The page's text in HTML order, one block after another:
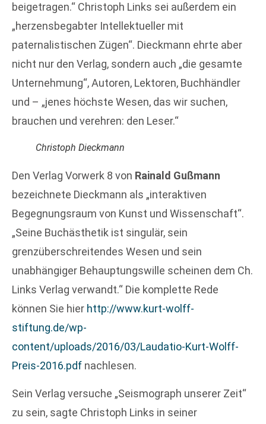
beigetragen.“ Christoph Links sei außerdem ein
„herzensbegabter Intellektueller mit
paternalistischen Zügen“. Dieckmann ehrte aber
nicht nur den Verlag, sondern auch „die gesamte
Unternehmung“, Autoren, Lektoren, Buchhändler
und – „jenes höchste Wesen, das wir suchen,
brauchen und verehren: den Leser.“
Christoph Dieckmann
Den Verlag Vorwerk 8 von Rainald Gußmann
bezeichnete Dieckmann als „interaktiven
Begegnungsraum von Kunst und Wissenschaft“.
„Seine Buchästhetik ist singulär, sein
grenzüberschreitendes Wesen und sein
unabhängiger Behauptungswille scheinen dem Ch.
Links Verlag verwandt.“ Die komplette Rede
können Sie hier http://www.kurt-wolff-
stiftung.de/wp-
content/uploads/2016/03/Laudatio-Kurt-Wolff-
Preis-2016.pdf nachlesen.
Sein Verlag versuche „Seismograph unserer Zeit“
zu sein, sagte Christoph Links in seiner